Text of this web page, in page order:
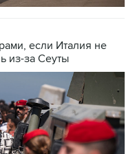
если Италия не
из-за Сеуты